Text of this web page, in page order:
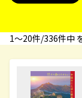
1〜20件/336件中